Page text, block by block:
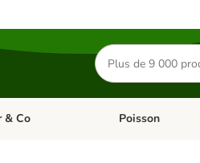
Rechercher
des
produits
catégories: Chat
& Co Dérouler les
Poisson